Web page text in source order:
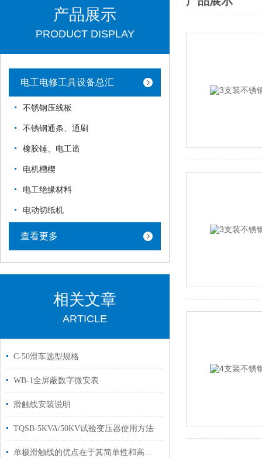
产品展示
PRODUCT DISPLAY
电工电修工具设备总汇
不锈钢压线板
不锈钢通条、通刷
橡胶锤、电工凿
电机槽楔
电工绝缘材料
电动切纸机
查看更多
相关文章
ARTICLE
C-50滑车选型规格
WB-1全屏蔽数字微安表
滑触线安装说明
TQSB-5KVA/50KV试验变压器使用方法
单极滑触线的优点在于其简单性和高效性